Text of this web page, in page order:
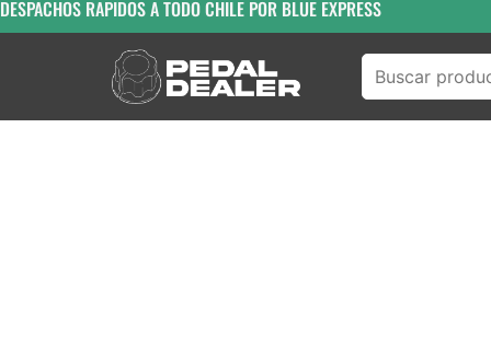
DESPACHOS RAPIDOS A TODO CHILE POR BLUE EXPRESS